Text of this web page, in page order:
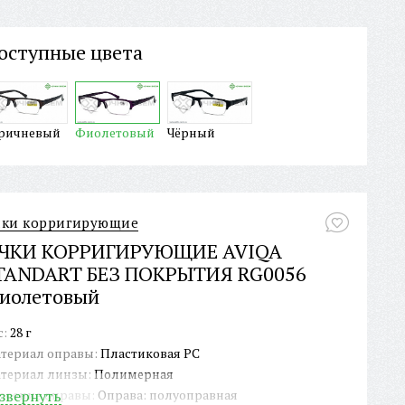
цвета
Фиолетовый Чёрный
корригирующие
КОРРИГИРУЮЩИЕ AVIQA
БЕЗ ПОКРЫТИЯ RG0056
28 г
оправы: Пластиковая PC
линзы: Полимерная
оправы: Оправа: полуоправная